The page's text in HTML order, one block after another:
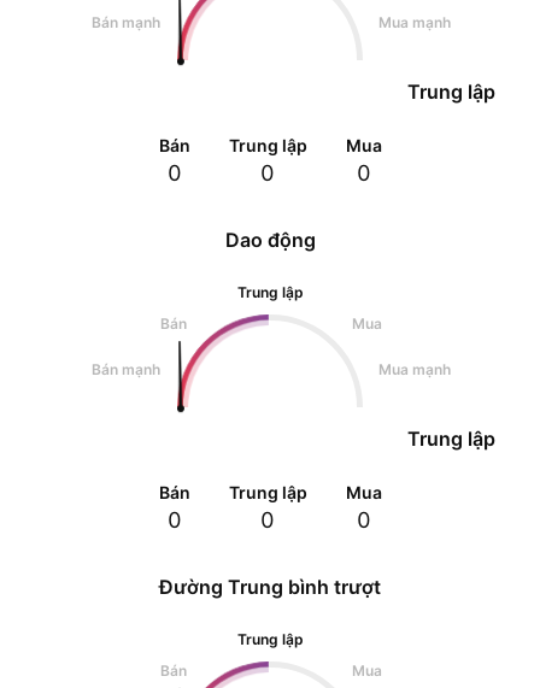
Dao động
Trung lập
Bán
Mua
Bán mạnh Mua mạnh
Trung lập
Bán
0
Trung lập
0
Mua
0
Bán mạnh Mua mạnh
Trung lập
Bán
0
Trung lập
0
Mua
0
Đường Trung bình trượt
Trung lập
Bán
Mua